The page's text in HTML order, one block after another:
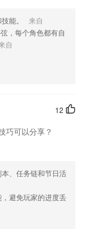
近百个互联网平台
电入职
书签，分享给朋友
能
销、个人成长、婚
能。
来自
，每个角色都有自
自
12
巧可以分享？
、任务链和节日活
避免玩家的进度丢